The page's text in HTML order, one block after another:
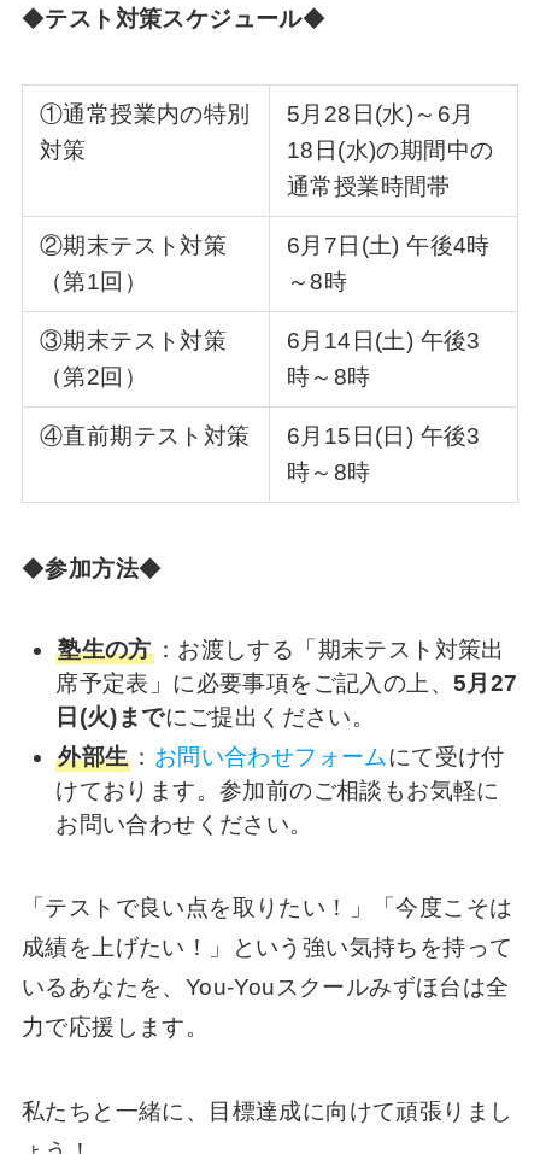
◆テスト対策スケジュール◆
①通常授業内の特別
対策
5月28日(水)～6月
18日(水)の期間中の
通常授業時間帯
②期末テスト対策
（第1回）
6月7日(土) 午後4時
～8時
③期末テスト対策
（第2回）
6月14日(土) 午後3
時～8時
④直前期テスト対策
6月15日(日) 午後3
時～8時
◆参加方法◆
塾生の方：お渡しする「期末テスト対策出
席予定表」に必要事項をご記入の上、 5月27
日(火)までにご提出ください。
外部生 ： お問い合わせフォームにて受け付
けております。参加前のご相談もお気軽に
お問い合わせください。
「テストで良い点を取りたい！」「今度こそは
成績を上げたい！」という強い気持ちを持って
いるあなたを、You-Youスクールみずほ台は全
力で応援します。
私たちと一緒に、目標達成に向けて頑張りまし